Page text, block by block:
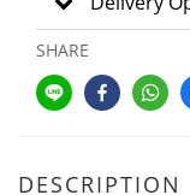
SHARE
DESCRIPTION